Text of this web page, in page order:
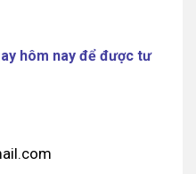
hôm nay để được tư